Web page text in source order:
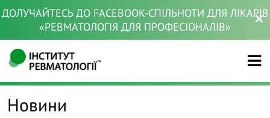
ДОЛУЧАЙТЕСЬ ДО FACEBOOK-СПІЛЬНОТИ ДЛЯ ЛІКАРІВ
«РЕВМАТОЛОГІЯ ДЛЯ ПРОФЕСІОНАЛІВ»
Новини